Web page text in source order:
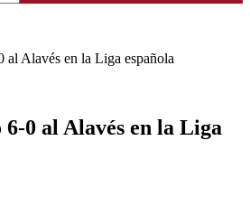
al Alavés en la Liga española
0 al Alavés en la Liga